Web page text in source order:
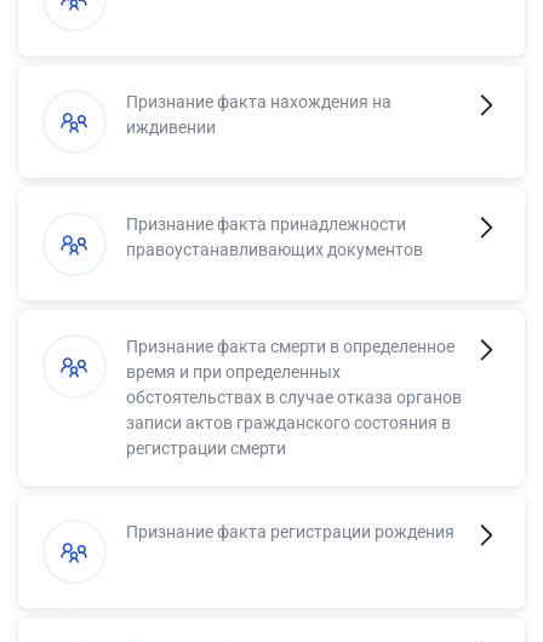
Признание факта нахождения на
иждивении
Признание факта принадлежности
правоустанавливающих документов
Признание факта смерти в определенное
время и при определенных
обстоятельствах в случае отказа органов
записи актов гражданского состояния в
регистрации смерти
Признание факта регистрации рождения